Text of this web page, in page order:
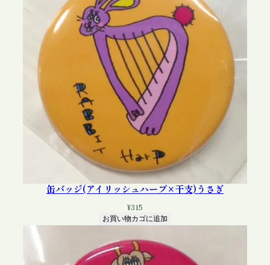
缶バッジ(アイリッシュハープ×干支)うさぎ
¥315
お買い物カゴに追加